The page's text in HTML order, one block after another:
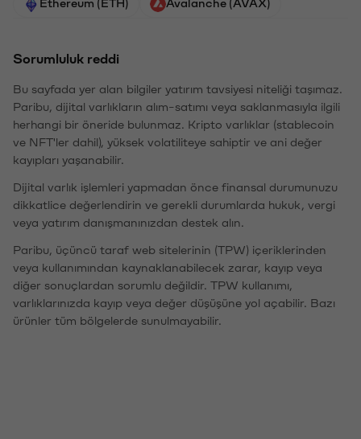
Sorumluluk reddi
Bu sayfada yer alan bilgiler yatırım tavsiyesi niteliği taşımaz.
Paribu, dijital varlıkların alım-satımı veya saklanmasıyla ilgili
herhangi bir öneride bulunmaz. Kripto varlıklar (stablecoin
ve NFT'ler dahil), yüksek volatiliteye sahiptir ve ani değer
kayıpları yaşanabilir.
Dijital varlık işlemleri yapmadan önce finansal durumunuzu
dikkatlice değerlendirin ve gerekli durumlarda hukuk, vergi
veya yatırım danışmanınızdan destek alın.
Paribu, üçüncü taraf web sitelerinin (TPW) içeriklerinden
veya kullanımından kaynaklanabilecek zarar, kayıp veya
diğer sonuçlardan sorumlu değildir. TPW kullanımı,
varlıklarınızda kayıp veya değer düşüşüne yol açabilir. Bazı
ürünler tüm bölgelerde sunulmayabilir.